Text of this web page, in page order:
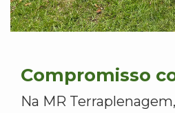
Compromisso
Na MR